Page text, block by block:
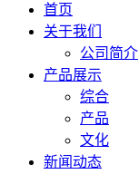
首页
关于我们
公司简介
产品展示
综合
产品
文化
新闻动态